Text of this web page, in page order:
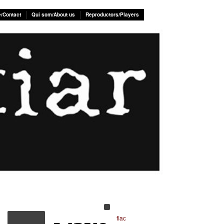
Contact Qui som/About us Reproductors/Players
flac